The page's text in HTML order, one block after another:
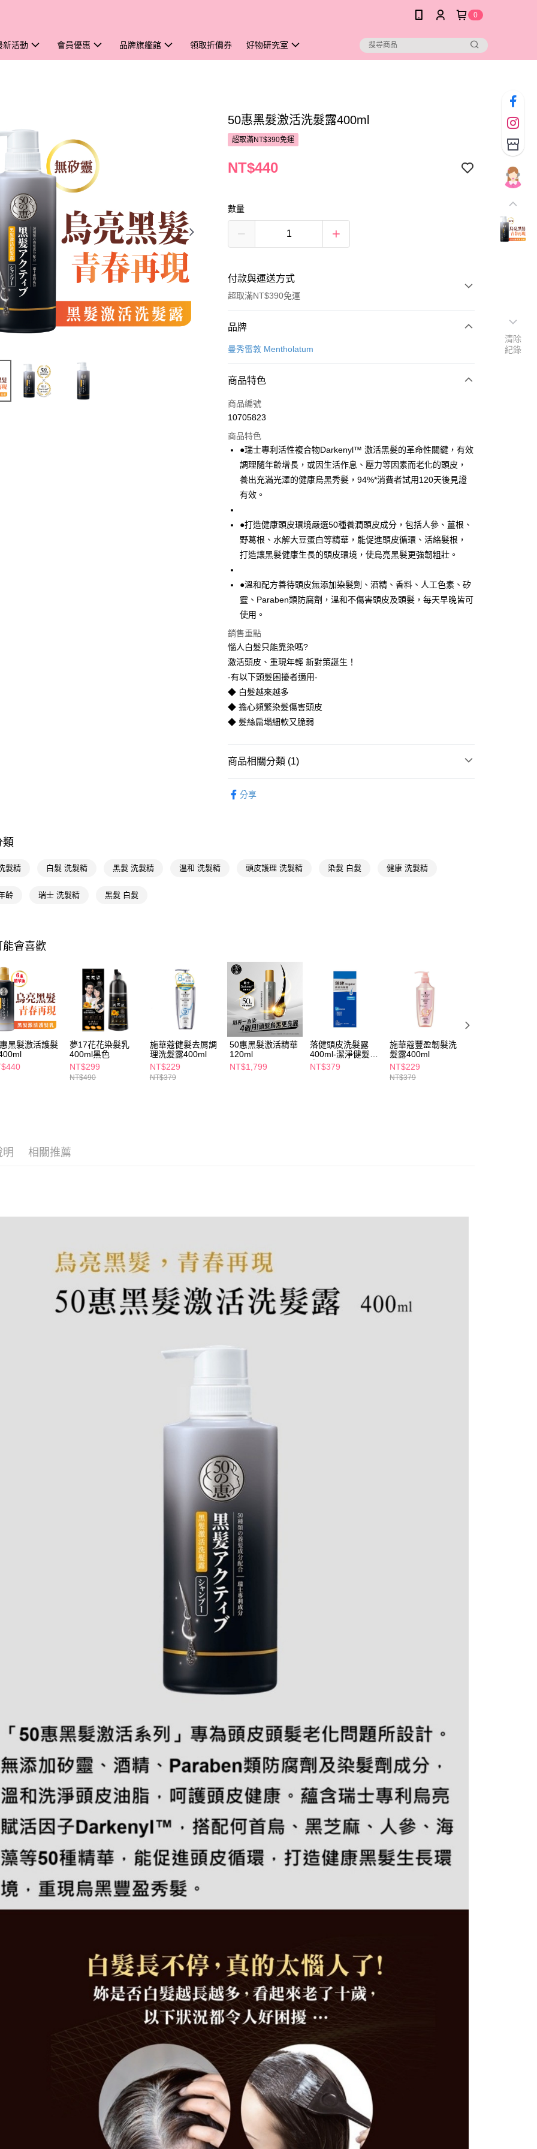
0
新活動 會員優惠 品牌旗艦館 領取折價券 好物研究室
50惠黑髮激活洗髮露400ml
超取滿NT$390免運
NT$440
數量
付款與運送方式
超取滿NT$390免運
付款方式
POYA支付
LINE Pay
Apple Pay
街口支付
悠遊付
AFTEE先享後付
相關說明
【關於「AFTEE先享後付」】
便利好安心！
１．簡單：不需註冊會員、不需綁卡、不需儲值。
２．便利：只要手機號碼，簡訊認證，即可結帳。
３．安心：先確認商品／服務後，再付款。
【「AFTEE先享後付」結帳流程】
１．於結帳方式選擇「AFTEE先享後付」後，將跳轉至「AFTEE先享後
付」結帳頁面，進行簡訊認證並確認金額後，即可完成結帳。
２．訂單成立數日內，您將收到繳費通知簡訊。
／ATM／網路銀行／等多元方式進行付款，方視為交易完成。
※ 請注意：結帳手續完成當下不需立刻繳費，但若您需要取消訂單，請聯
絡購買商品的店家。未經商家同意取消之訂單仍視為有效，需透過AFTEE
先享後付繳納相關費用。
※ 交易是否成功請以「AFTEE先享後付 」之結帳頁面顯示為準，若有關於
【注意事項】
交易，需依本服務之必要範圍內提供個人資料，並將交易相關給付款項請
求債權轉讓予恩沛科技股份有限公司。
４．使用「AFTEE先享後付」時，將依據個別帳號之用戶狀況，依本公司
即享券
運送方式
全家取貨付款
每筆NT$65，滿NT$390(含以上)免運費
付款後全家取貨
每筆NT$65，滿NT$390(含以上)免運費
萊爾富取貨付款
每筆NT$65，滿NT$490(含以上)免運費
每筆NT$100，滿NT$790(含以上)免運費
品牌
曼秀雷敦 Mentholatum
商品特色
商品編號
10705823
商品特色
●瑞士專利活性複合物Darkenyl™ 激活黑髮的革命性關鍵，有效
調理隨年齡增長，或因生活作息、壓力等因素而老化的頭皮，
養出充滿光澤的健康烏黑秀髮，94%*消費者試用120天後見證
有效。
●打造健康頭皮環境嚴選50種養潤頭皮成分，包括人參、薑根、
野葛根、水解大豆蛋白等精華，能促進頭皮循環、活絡髮根，
打造讓黑髮健康生長的頭皮環境，使烏亮黑髮更強韌粗壯。
●溫和配方善待頭皮無添加染髮劑、酒精、香料、人工色素、矽
靈、Paraben類防腐劑，溫和不傷害頭皮及頭髮，每天早晚皆可
使用。
銷售重點
惱人白髮只能靠染嗎?
激活頭皮、重現年輕 新對策誕生！
-有以下頭髮困擾者適用-
◆ 白髮越來越多
◆ 擔心頻繁染髮傷害頭皮
◆ 髮絲扁塌細軟又脆弱
商品相關分類 (1)
分享
類
髮精 白髮 洗髮精 黑髮 洗髮精 溫和 洗髮精 頭皮護理 洗髮精 染髮 白髮 健康 洗髮精
齡 瑞士 洗髮精 黑髮 白髮
能會喜歡
黑髮激活護髮
夢17花花染髮乳
400ml黑色
NT$299
NT$490
施華蔻健髮去屑調
理洗髮露400ml
NT$229
NT$379
50惠黑髮激活精華
120ml
NT$1,799
落健頭皮洗髮露
400ml-潔淨健髮配
方
NT$379
施華蔻豐盈韌髮洗
髮露400ml
NT$229
NT$379
明 相關推薦
清除
紀錄